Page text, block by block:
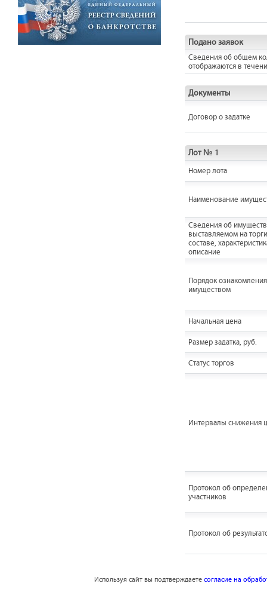
Подано заявок
Сведения об общем
отображаются в
Документы
Договор о задатке
Лот № 1
Номер лота
Наименование
Cведения об
выставляемом на
составе,
описание
Порядок
имуществом
Начальная цена
Размер задатка, руб.
Статус торгов
Интервалы снижения
Протокол об
участников
Протокол об
Используя сайт вы подтверждаете согласие на